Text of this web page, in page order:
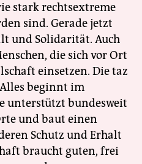
stark rechtsextreme
sind. Gerade jetzt
und Solidarität. Auch
die sich vor Ort
einsetzen. Die taz
beginnt im
unterstützt bundesweit
und baut einen
Schutz und Erhalt
braucht guten, frei